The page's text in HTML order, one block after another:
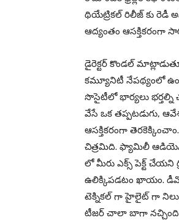
థియేట్రికల్ రిలీజ్ కు రెడీ
ఆద్యంతం ఆసక్తికరంగా
డైరెక్టర్ కొండల్
కమ్యూనిటీ నేపథ్యంలో
సొసైటీలో భార్యలు భర్తల్ని
వేసే ఒక తప్పటడుగు,
ఆసక్తికరంగా
చిత్రమిది. ఫ్యామిలీ
లో మీరు ఎక్స్ పెక్ట్ చేయని
ఉలిక్కిపడటం ఖాయం.
టెక్నికల్ గా హైలైట్ గా
టీజర్ చాలా బాగా నచ్చింది.